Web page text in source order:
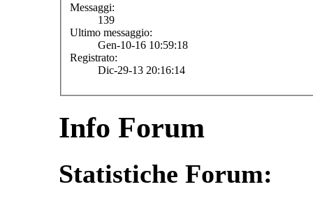
Messaggi:
139
Ultimo messaggio:
Gen-10-16 10:59:18
Registrato:
Dic-29-13 20:16:14
Info Forum
Statistiche Forum: